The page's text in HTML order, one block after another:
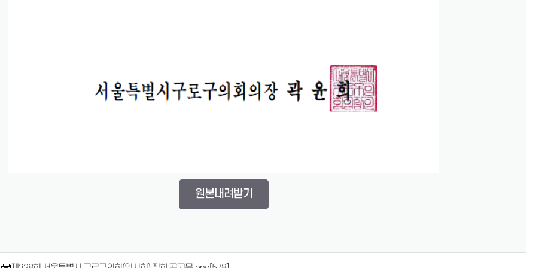
원본내려받기